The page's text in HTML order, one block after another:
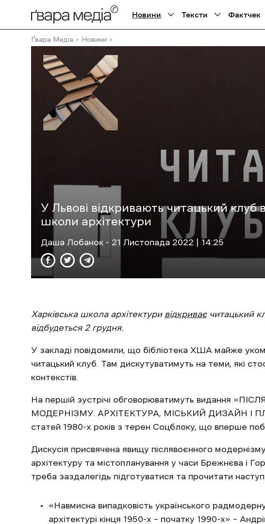
Новини Тексти Фактчек
Ґвара Медіа Новини
У Львові відкривають читацький клуб
школи архітектури
Даша Лобанок - 21 Листопада 2022 | 14:25
Харківська школа архітектури відкриваєчитацький
відбудеться 2 грудня.
У закладі повідомили, що бібліотека ХША майже
читацький клуб. Там дискутуватимуть на теми, які
контекстів.
На першій зустрічі обговорюватимуть видання
МОДЕРНІЗМУ. АРХІТЕКТУРА, МІСЬКИЙ ДИЗАЙН І
статей 1980-х років з терен Соцблоку, що вперше
Дискусія присвячена явищу післявоєнного
архітектуру та містопланування у часи Брежнєва і
треба заздалегідь підготуватися та прочитати
«Навмисна випадковість українського
архітектурі кінця 1950-х – початку 1990-х» –